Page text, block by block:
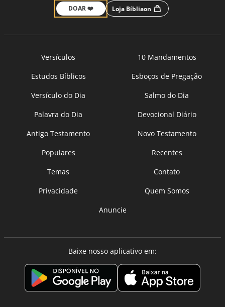
DOAR ❤️ Loja Bíbliaon
Versículos
10 Mandamentos
Estudos Bíblicos
Esboços de Pregação
Versículo do Dia
Salmo do Dia
Palavra do Dia
Devocional Diário
Antigo Testamento
Novo Testamento
Populares
Recentes
Temas
Contato
Privacidade
Quem Somos
Anuncie
Baixe nosso aplicativo em: